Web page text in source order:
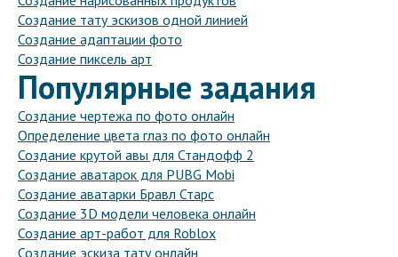
Создание тату эскизов одной линией
Создание адаптации фото
Создание пиксель арт
Популярные задания
Создание чертежа по фото онлайн
Определение цвета глаз по фото онлайн
Создание крутой авы для Стандофф 2
Создание аватарок для PUBG Mobi
Создание аватарки Бравл Старс
Создание 3D модели человека онлайн
Создание арт-работ для Roblox
Создание эскиза тату онлайн